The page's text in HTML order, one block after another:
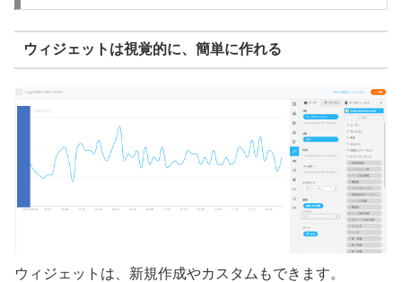
ウィジェットは視覚的に、簡単に作れる
ウィジェットは、新規作成やカスタムもできます。